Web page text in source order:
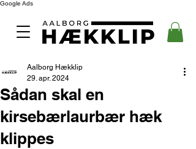
Google Ads
Sådan skal en
kirsebærlaurbær hæk
klippes
Aalborg Hækklip
29. apr. 2024